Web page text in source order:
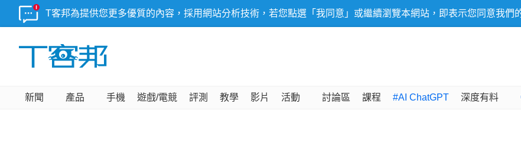
T客邦為提供您更多優質的內容，採用網站分析技術，若您點選「我同意」或繼續瀏覽本網站，即表示您同意我們
新聞 產品 手機 遊戲/電競 評測 教學 影片 活動 討論區 課程 #AI ChatGPT 深度有料